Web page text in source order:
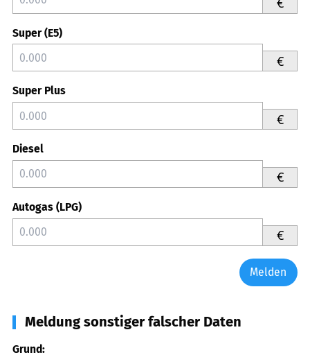
Super (E5)
€
Super Plus
€
Diesel
€
Autogas (LPG)
€
Melden
Meldung sonstiger falscher Daten
Grund: